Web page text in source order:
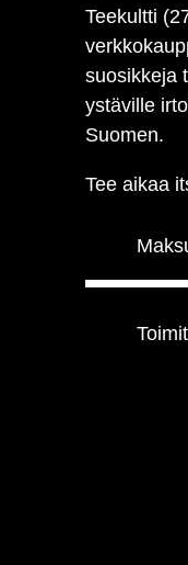
Teekultti
suosikkeja
ystäville
Suomen.
Tee aikaa